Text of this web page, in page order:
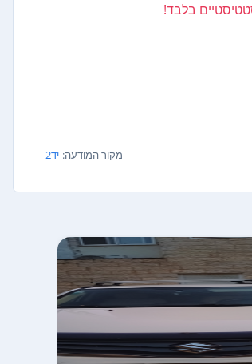
בלבד!
מקור המודעה: יד2